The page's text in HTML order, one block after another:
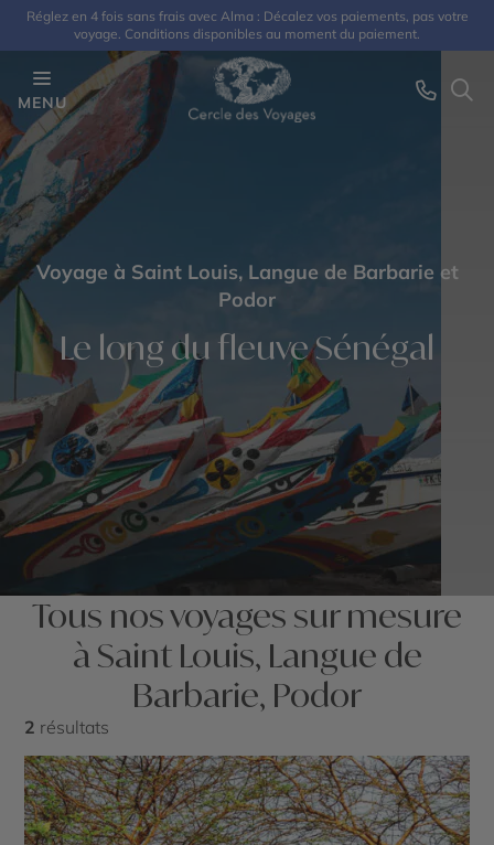
Réglez en 4 fois sans frais avec Alma : Décalez vos paiements, pas votre
voyage. Conditions disponibles au moment du paiement.
MENU
Voyage à Saint Louis, Langue de Barbarie et
Podor
Le long du fleuve Sénégal
Tous nos voyages sur mesure
à Saint Louis, Langue de
Barbarie, Podor
2 résultats